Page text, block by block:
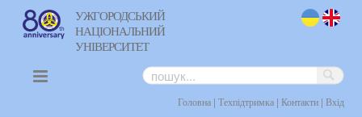
УЖГОРОДСЬКИЙ
НАЦІОНАЛЬНИЙ
УНІВЕРСИТЕТ
Головна| Техпідтримка| Контакти| Вхід